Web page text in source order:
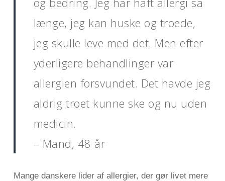
længe, jeg kan huske og troede,
jeg skulle leve med det. Men efter
yderligere behandlinger var
allergien forsvundet. Det havde jeg
aldrig troet kunne ske og nu uden
medicin.
– Mand, 48 år
Mange danskere lider af allergier, der gør livet mere